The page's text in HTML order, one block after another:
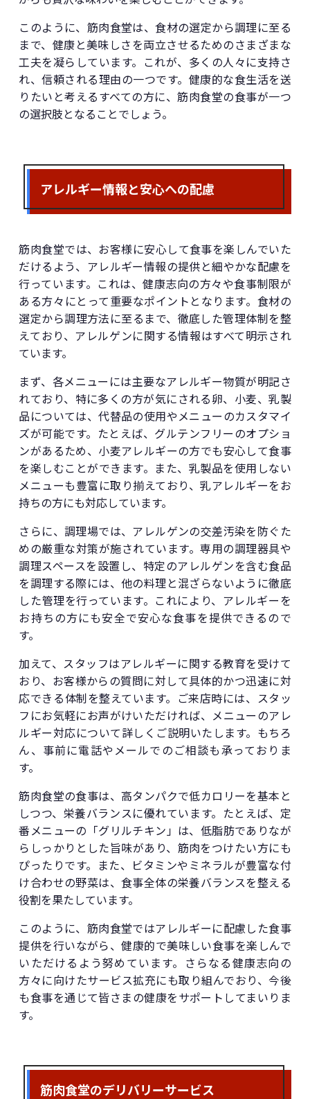
このように、筋肉食堂は、食材の選定から調理に至る
まで、健康と美味しさを両立させるためのさまざまな
工夫を凝らしています。これが、多くの人々に支持さ
れ、信頼される理由の一つです。健康的な食生活を送
りたいと考えるすべての方に、筋肉食堂の食事が一つ
の選択肢となることでしょう。
アレルギー情報と安心への配慮
筋肉食堂では、お客様に安心して食事を楽しんでいた
だけるよう、アレルギー情報の提供と細やかな配慮を
行っています。これは、健康志向の方々や食事制限が
ある方々にとって重要なポイントとなります。食材の
選定から調理方法に至るまで、徹底した管理体制を整
えており、アレルゲンに関する情報はすべて明示され
ています。
まず、各メニューには主要なアレルギー物質が明記さ
れており、特に多くの方が気にされる卵、小麦、乳製
品については、代替品の使用やメニューのカスタマイ
ズが可能です。たとえば、グルテンフリーのオプショ
ンがあるため、小麦アレルギーの方でも安心して食事
を楽しむことができます。また、乳製品を使用しない
メニューも豊富に取り揃えており、乳アレルギーをお
持ちの方にも対応しています。
さらに、調理場では、アレルゲンの交差汚染を防ぐた
めの厳重な対策が施されています。専用の調理器具や
調理スペースを設置し、特定のアレルゲンを含む食品
を調理する際には、他の料理と混ざらないように徹底
した管理を行っています。これにより、アレルギーを
お持ちの方にも安全で安心な食事を提供できるので
す。
加えて、スタッフはアレルギーに関する教育を受けて
おり、お客様からの質問に対して具体的かつ迅速に対
応できる体制を整えています。ご来店時には、スタッ
フにお気軽にお声がけいただければ、メニューのアレ
ルギー対応について詳しくご説明いたします。もちろ
ん、事前に電話やメールでのご相談も承っておりま
す。
筋肉食堂の食事は、高タンパクで低カロリーを基本と
しつつ、栄養バランスに優れています。たとえば、定
番メニューの「グリルチキン」は、低脂肪でありなが
らしっかりとした旨味があり、筋肉をつけたい方にも
ぴったりです。また、ビタミンやミネラルが豊富な付
け合わせの野菜は、食事全体の栄養バランスを整える
役割を果たしています。
このように、筋肉食堂ではアレルギーに配慮した食事
提供を行いながら、健康的で美味しい食事を楽しんで
いただけるよう努めています。さらなる健康志向の
方々に向けたサービス拡充にも取り組んでおり、今後
も食事を通じて皆さまの健康をサポートしてまいりま
す。
筋肉食堂のデリバリーサービス